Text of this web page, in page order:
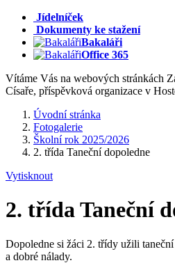
Jídelníček
Dokumenty ke stažení
Bakaláři
Office 365
Vítáme Vás na webových stránkách
Císaře, příspěvková organizace v
Úvodní stránka
Fotogalerie
Školní rok 2025/2026
2. třída Taneční dopoledne
Vytisknout
2. třída Taneční
Dopoledne si žáci 2. třídy užili
a dobré nálady.